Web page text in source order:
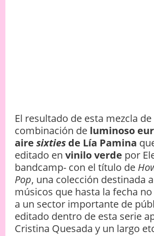
El resultado de esta mezcla
combinación de luminoso
aire sixties de Lía Pamina
editado en vinilo verde por
bandcamp- con el título de
Pop, una colección destinada
músicos que hasta la fecha
a un sector importante de
editado dentro de esta serie
Cristina Quesada y un largo